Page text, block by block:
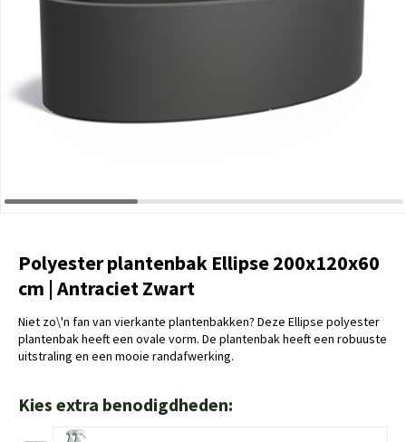
Polyester plantenbak Ellipse 200x120x60
cm | Antraciet Zwart
Niet zo\'n fan van vierkante plantenbakken? Deze Ellipse polyester
plantenbak heeft een ovale vorm. De plantenbak heeft een robuuste
uitstraling en een mooie randafwerking.
Kies extra benodigdheden: